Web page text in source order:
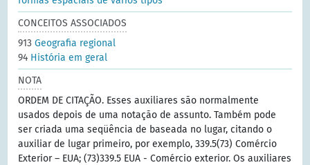
CONCEITOS ASSOCIADOS
913Geografia regional
94 História em geral
NOTA
ORDEM DE CITAÇÃO. Esses auxiliares são normalmente
usados depois de uma notação de assunto. Também pode
ser criada uma seqüência de baseada no lugar, citando o
auxiliar de lugar primeiro, por exemplo, 339.5(73) Comércio
Exterior – EUA; (73)339.5 EUA - Comércio exterior. Os auxiliares